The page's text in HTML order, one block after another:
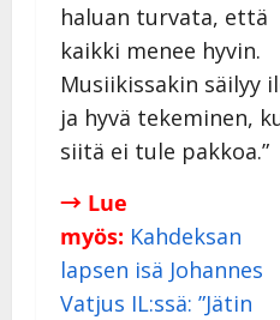
haluan turvata, että
kaikki menee hyvin.
Musiikissakin säilyy
ja hyvä tekeminen,
siitä ei tule pakkoa.”
→ Lue
myös: Kahdeksan
lapsen isä Johannes
Vatjus IL:ssä: ”Jätin